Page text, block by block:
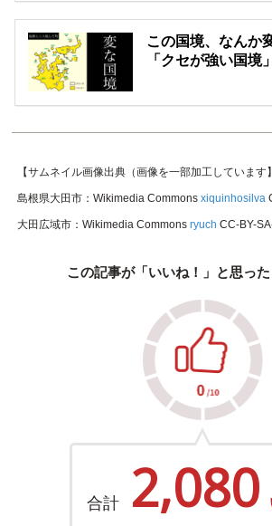
この国境、なんか
「クセが強い国境
【サムネイル画像出典（画像を一部加工しています】
島根県大田市：Wikimedia Commons xiquinhosilva
大田広域市：Wikimedia Commons ryuch CC-BY-
この記事が「いいね！」と思った
合計 2,080